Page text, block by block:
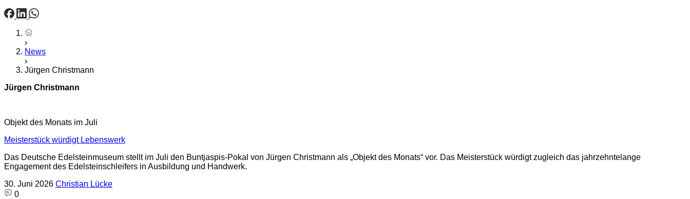
Startseite
News
Jürgen Christmann
Jürgen Christmann
Objekt des Monats im Juli
Meisterstück würdigt Lebenswerk
Das Deutsche Edelsteinmuseum stellt im Juli den Buntjaspis-Pokal von Jürgen Christmann als „Objekt des Monats“ vor. Das Meisterstück würdigt zugleich das jahrzehntelange
Engagement des Edelsteinschleifers in Ausbildung und Handwerk.
30. Juni 2026 Christian Lücke
0